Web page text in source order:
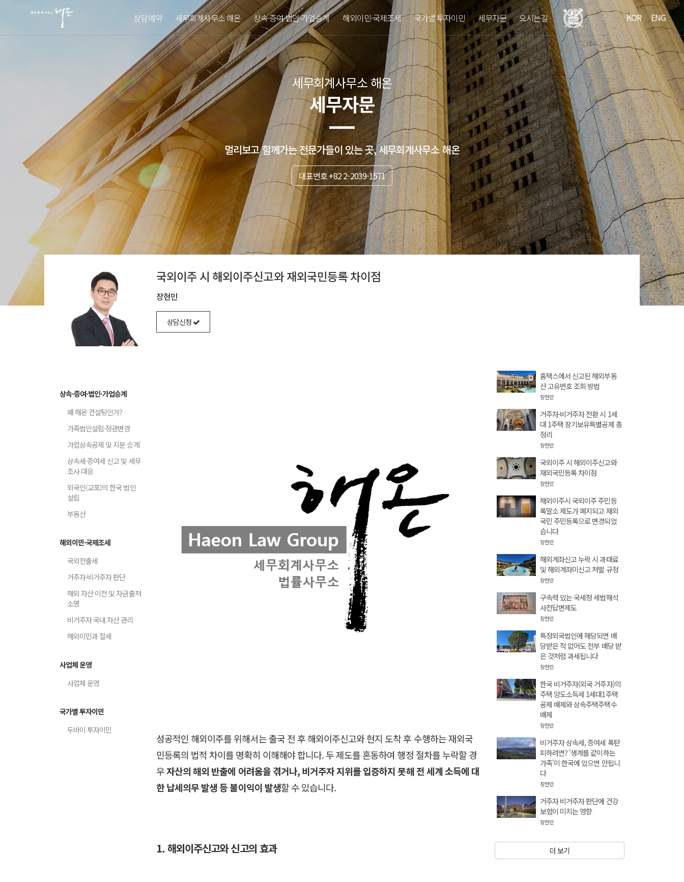
KOR ENG
상담예약 세무회계사무소 해온 상속·증여·법인·가업승계 해외이민·국제조세 국가별 투자이민 세무자문 오시는길
세무회계사무소 해온
세무자문
멀리보고 함께가는 전문가들이 있는 곳, 세무회계사무소 해온
대표번호 +82 2-2039-1571
국외이주 시 해외이주신고와 재외국민등록 차이점
장현민
상담신청
상속·증여·법인·가업승계
왜 해온 컨설팅인가?
가족법인설립·정관변경
가업상속공제 및 지분 승계
상속세·증여세 신고 및 세무
조사 대응
외국인(교포)의 한국 법인
설립
부동산
해외이민·국제조세
국외전출세
거주자·비거주자 판단
해외 자산 이전 및 자금출처
소명
비거주자 국내 자산 관리
해외이민과 절세
사업체 운영
사업체 운영
국가별 투자이민
두바이 투자이민
성공적인 해외이주를 위해서는 출국 전 후 해외이주신고와 현지 도착 후 수행하는 재외국
민등록의 법적 차이를 명확히 이해해야 합니다. 두 제도를 혼동하여 행정 절차를 누락할 경
우자산의 해외 반출에 어려움을 겪거나, 비거주자 지위를 입증하지 못해 전 세계 소득에 대
한 납세의무 발생 등 불이익이 발생할 수 있습니다.
1. 해외이주신고와 신고의 효과
홈택스에서 신고된 해외부동
산 고유번호 조회 방법
장현민
거주자·비거주자 전환 시 1세
대 1주택 장기보유특별공제 총
정리
장현민
국외이주 시 해외이주신고와
재외국민등록 차이점
장현민
해외이주시 국외이주 주민등
록말소 제도가 폐지되고 재외
국민 주민등록으로 변경되었
습니다
장현민
해외계좌신고 누락 시 과태료
및 해외계좌미신고 처벌 규정
장현민
구속력 있는 국세청 세법해석
사전답변제도
장현민
특정외국법인에 해당되면 배
당받은 적 없어도 전부 배당 받
은 것처럼 과세됩니다
장현민
한국 비거주자(외국 거주자)의
주택 양도소득세 1세대1주택
공제 배제와 상속주택주택수
배제
장현민
비거주자 상속세, 증여세 폭탄
피하려면? '생계를 같이하는
가족'이 한국에 있으면 안됩니
다
장현민
거주자 비거주자 판단에 건강
보험이 미치는 영향
장현민
더 보기